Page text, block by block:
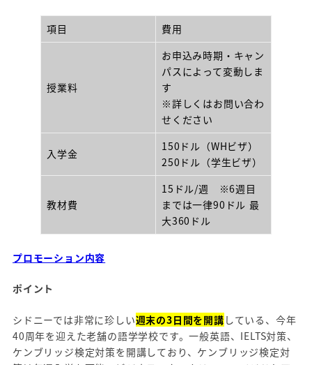
項目 費用
授業料
お申込み時期・キャン
パスによって変動しま
す
※詳しくはお問い合わ
せください
入学金
150ドル（WHビザ）
250ドル（学生ビザ）
教材費
15ドル/週 ※6週目
までは一律90ドル 最
大360ドル
プロモーション内容
ポイント
シドニーでは非常に珍しい週末の3日間を開講 している、今年
40周年を迎えた老舗の語学学校です。一般英語、IELTS対策、
ケンブリッジ検定対策を開講しており、ケンブリッジ検定対